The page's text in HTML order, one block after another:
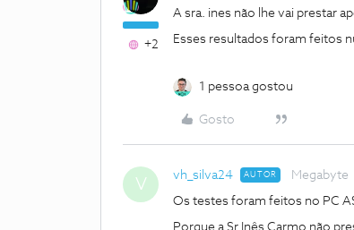
+2
A sra. ines não lhe vai prestar
Esses resultados foram feitos
1 pessoa gostou
Gosto
V vh_silva24 AUTOR Megabyte
Os testes foram feitos no PC
Porque a Sr Inês Carmo não